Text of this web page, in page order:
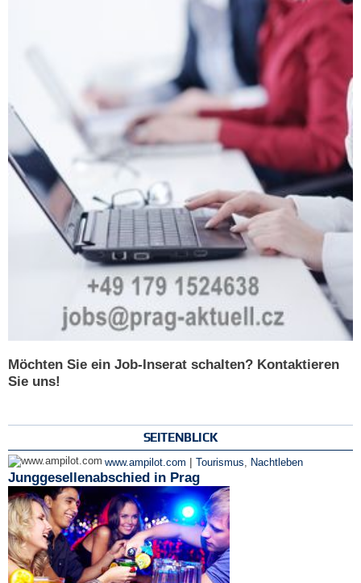
Möchten Sie ein Job-Inserat schalten? Kontaktieren
Sie uns!
SEITENBLICK
www.ampilot.com | Tourismus, Nachtleben
Junggesellenabschied in Prag